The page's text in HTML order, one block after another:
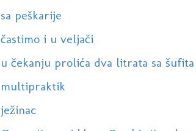
sa peškarije
častimo i u veljači
u čekanju prolića dva litrata sa šufita
multipraktik
ježinac